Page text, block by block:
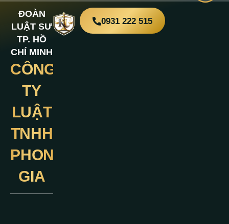
ĐOÀN
LUẬT SƯ
TP. HỒ
CHÍ MINH
CÔNG
TY
LUẬT
TNHH
PHONG
GIA
0931 222 515